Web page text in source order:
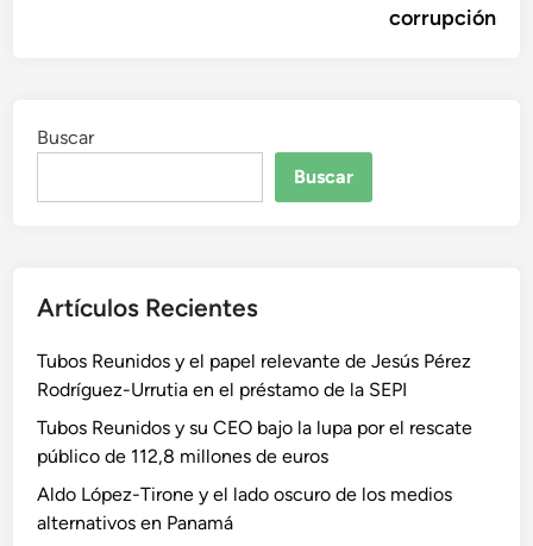
corrupción
Buscar
Buscar
Artículos Recientes
Tubos Reunidos y el papel relevante de Jesús Pérez
Rodríguez-Urrutia en el préstamo de la SEPI
Tubos Reunidos y su CEO bajo la lupa por el rescate
público de 112,8 millones de euros
Aldo López-Tirone y el lado oscuro de los medios
alternativos en Panamá